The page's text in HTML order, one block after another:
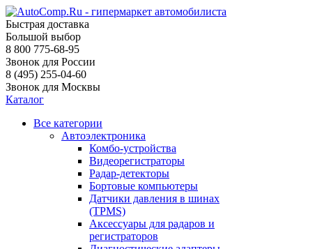
Быстрая доставка
Большой выбор
8 800 775-68-95
Звонок для России
8 (495) 255-04-60
Звонок для Москвы
Каталог
Все категории
Автоэлектроника
Комбо-устройства
Видеорегистраторы
Радар-детекторы
Бортовые компьютеры
Датчики давления в шинах
(TPMS)
Аксессуары для радаров и
регистраторов